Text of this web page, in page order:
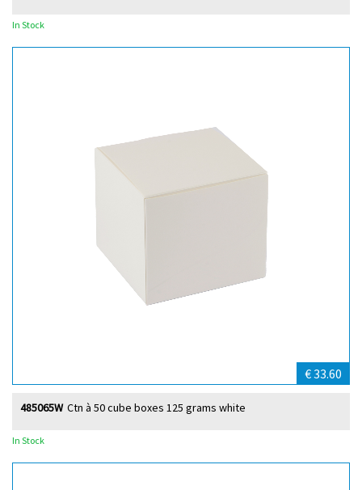
In Stock
€ 33.60
Ctn à 50 cube boxes 125 grams white
485065W
In Stock